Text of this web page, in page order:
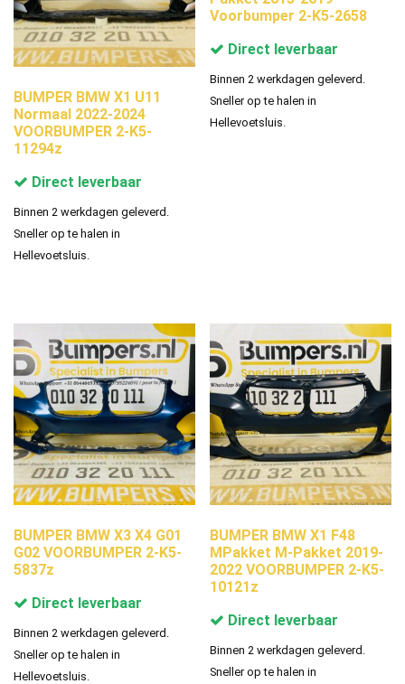
BUMPER BMW X1 U11
Normaal 2022-2024
VOORBUMPER 2-K5-
11294z
Direct leverbaar
Binnen 2 werkdagen geleverd.
Sneller op te halen in
Hellevoetsluis.
Voorbumper 2-K5-2658
Direct leverbaar
Binnen 2 werkdagen geleverd.
Sneller op te halen in
Hellevoetsluis.
BUMPER BMW X3 X4 G01
G02 VOORBUMPER 2-K5-
5837z
Direct leverbaar
Binnen 2 werkdagen geleverd.
Sneller op te halen in
Hellevoetsluis.
BUMPER BMW X1 F48
MPakket M-Pakket 2019-
2022 VOORBUMPER 2-K5-
10121z
Direct leverbaar
Binnen 2 werkdagen geleverd.
Sneller op te halen in